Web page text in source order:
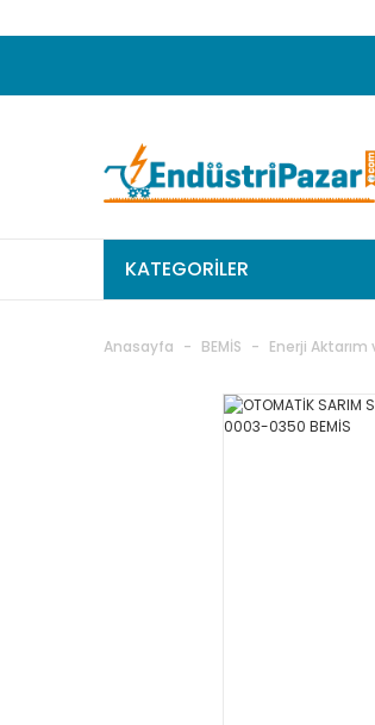
20.000TL ve Üzeri
KATEGORİLER
Anasayfa BEMİS Enerji